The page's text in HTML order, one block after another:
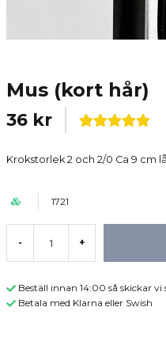
Mus (kort hår)
36 kr
Krokstorlek 2 och 2/0 Ca 9 cm
1721
- +
Beställ innan 14:00 så skickar
Betala med Klarna eller Swish